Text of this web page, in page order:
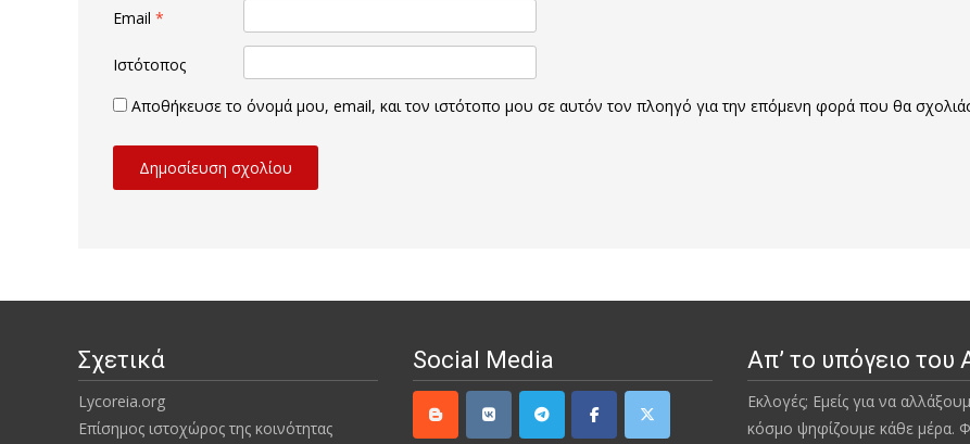
Email *
Ιστότοπος
Αποθήκευσε το όνομά μου, email, και τον ιστότοπο μου σε αυτόν τον πλοηγό για την επόμενη φορά που θα
Σχετικά
Lycoreia.org
Επίσημος ιστοχώρος της κοινότητας
Social Media Απ’ το υπόγειο του
Εκλογές; Εμείς για να
κόσμο ψηφίζουμε κάθε μέρα.